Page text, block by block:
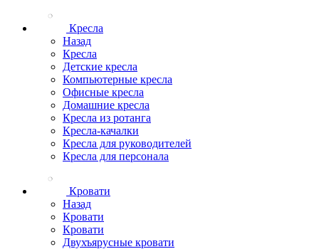
Кресла
Назад
Кресла
Детские кресла
Компьютерные кресла
Офисные кресла
Домашние кресла
Кресла из ротанга
Кресла-качалки
Кресла для руководителей
Кресла для персонала
Кровати
Назад
Кровати
Кровати
Двухъярусные кровати